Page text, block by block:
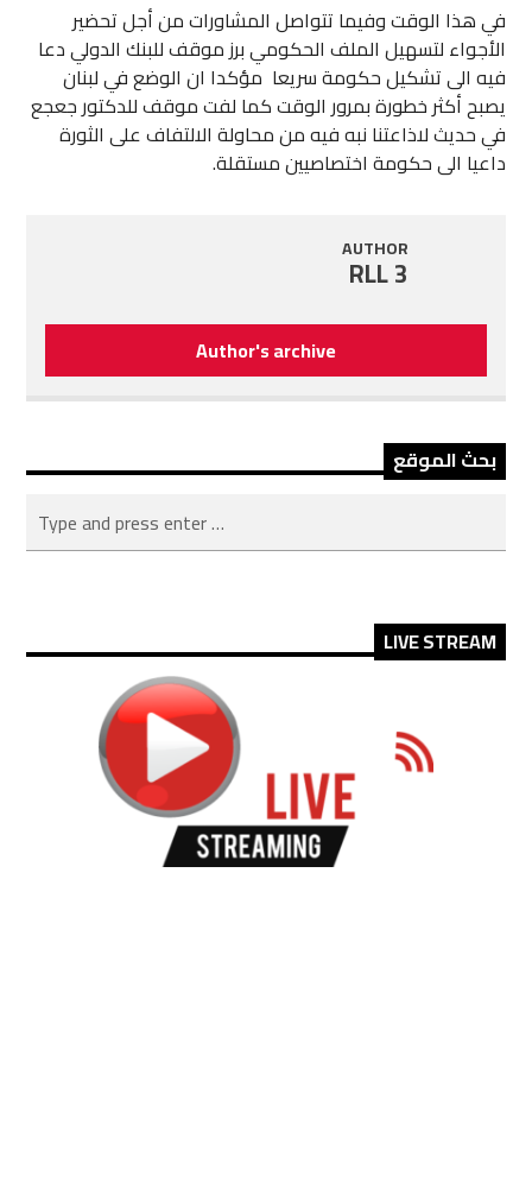
في هذا الوقت وفيما تتواصل المشاورات من أجل تحضير
الأجواء ‏لتسهيل الملف الحكومي برز موقف للبنك الدولي دعا
فيه الى تشكيل حكومة سريعا مؤكدا ان الوضع في لبنان
يصبح أكثر خطورة بمرور الوقت كما لفت موقف للدكتور جعجع
في حديث لاذاعتنا نبه فيه من محاولة الالتفاف على الثورة
داعيا الى حكومة اختصاصيين مستقلة.
AUTHOR
RLL 3
Author's archive
بحث الموقع
LIVE STREAM